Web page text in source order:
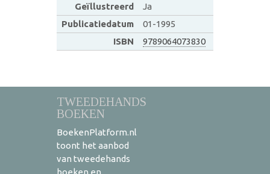
Geïllustreerd
Ja
Publicatiedatum
01-1995
ISBN
9789064073830
TWEEDEHANDS
BOEKEN
BoekenPlatform.nl
toont het aanbod
van tweedehands
boeken en